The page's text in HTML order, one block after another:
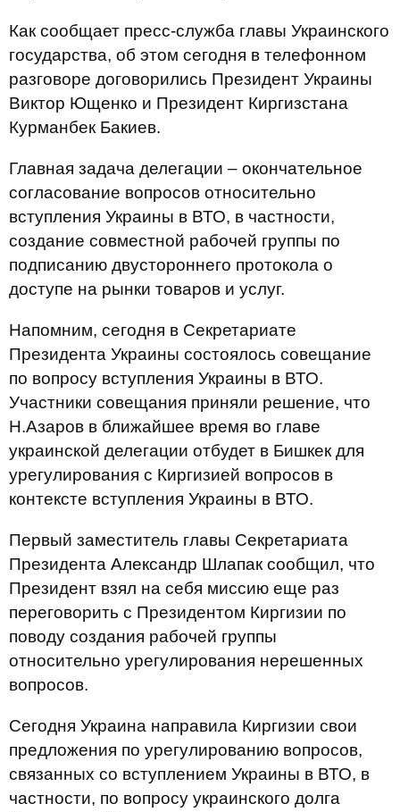
Как сообщает пресс-служба главы Украинского
государства, об этом сегодня в телефонном
разговоре договорились Президент Украины
Виктор Ющенко и Президент Киргизстана
Курманбек Бакиев.
Главная задача делегации – окончательное
согласование вопросов относительно
вступления Украины в ВТО, в частности,
создание совместной рабочей группы по
подписанию двустороннего протокола о
доступе на рынки товаров и услуг.
Напомним, сегодня в Секретариате
Президента Украины состоялось совещание
по вопросу вступления Украины в ВТО.
Участники совещания приняли решение, что
Н.Азаров в ближайшее время во главе
украинской делегации отбудет в Бишкек для
урегулирования с Киргизией вопросов в
контексте вступления Украины в ВТО.
Первый заместитель главы Секретариата
Президента Александр Шлапак сообщил, что
Президент взял на себя миссию еще раз
переговорить с Президентом Киргизии по
поводу создания рабочей группы
относительно урегулирования нерешенных
вопросов.
Сегодня Украина направила Киргизии свои
предложения по урегулированию вопросов,
связанных со вступлением Украины в ВТО, в
частности, по вопросу украинского долга